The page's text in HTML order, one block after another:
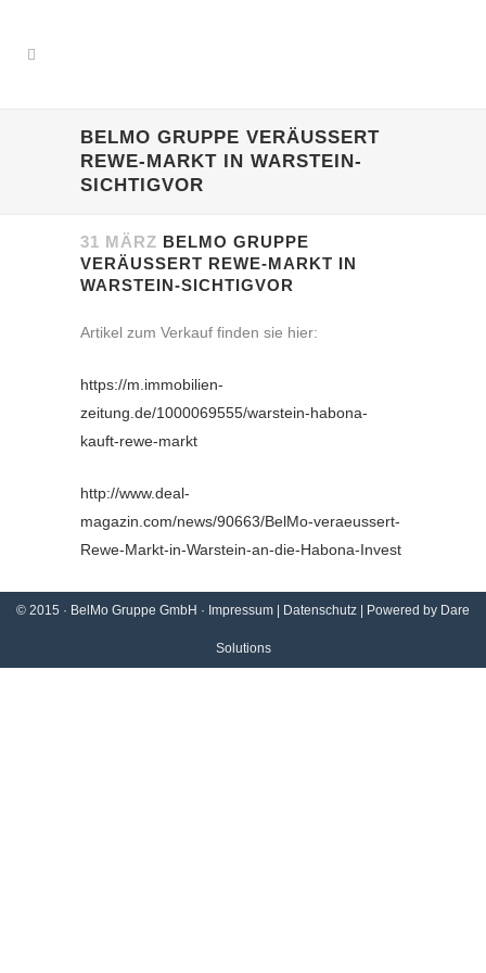
BELMO GRUPPE VERÄUSSERT R
EWE-MARKT IN WARSTEIN-S
ICHTIGVOR
31 MÄRZ BELMO GRUPPE
VERÄUSSERT REWE-MARKT IN W
ARSTEIN-SICHTIGVOR
Artikel zum Verkauf finden sie hier:
https://m.immobilien-
zeitung.de/1000069555/warstein-habona-
kauft-rewe-markt
http://www.deal-
magazin.com/news/90663/BelMo-veraeussert-
Rewe-Markt-in-Warstein-an-die-Habona-Invest
© 2015 · BelMo Gruppe GmbH · Impressum Datenschutz | Powered by Dare
Solutions